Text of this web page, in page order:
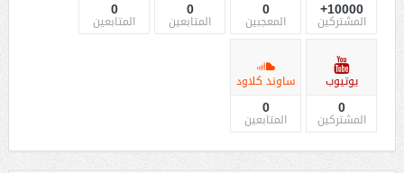
10000+
المشتركين
0
المعجبين
0
المتابعين
0
المتابعين
يوتيوب
0
المشتركين
ساوند كلاود
0
المتابعين